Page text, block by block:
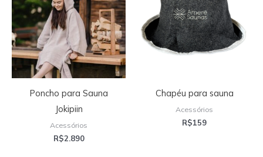
Poncho para Sauna
Jokipiin
Acessórios
R$2.890
Chapéu para sauna
Acessórios
R$159